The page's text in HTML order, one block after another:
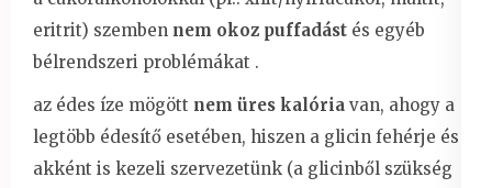
eritrit) szemben nem okoz puffadást és egyéb
bélrendszeri problémákat .
az édes íze mögött nem üres kalória van, ahogy a
legtöbb édesítő esetében, hiszen a glicin fehérje és
akként is kezeli szervezetünk (a glicinből szükség